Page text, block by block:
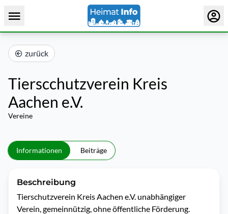
zurück
Tierscchutzverein Kreis
Aachen e.V.
Vereine
Informationen Beiträge
Beschreibung
Tierschutzverein Kreis Aachen e.V. unabhängiger
Verein, gemeinnützig, ohne öffentliche Förderung.